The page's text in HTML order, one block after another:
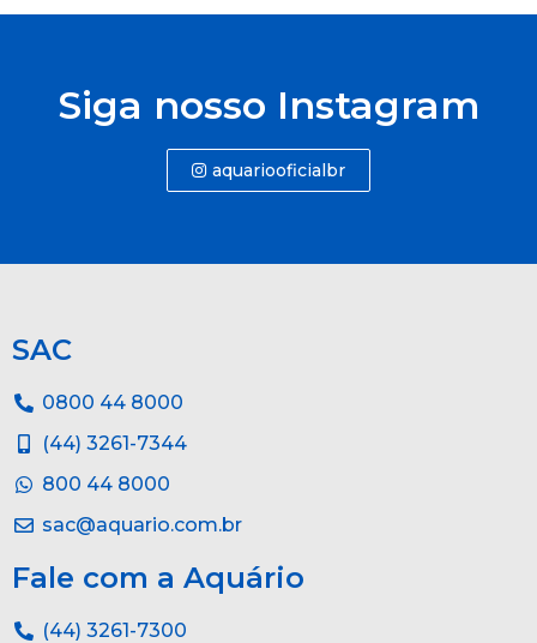
Siga nosso Instagram
aquariooficialbr
SAC
0800 44 8000
(44) 3261-7344
800 44 8000
sac@aquario.com.br
Fale com a Aquário
(44) 3261-7300